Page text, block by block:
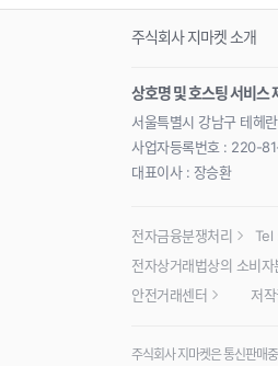
주식회사 지마켓 소개
상호명 및 호스팅 서비스
서울특별시 강남구 테헤
사업자등록번호 : 220-
대표이사 : 장승환
전자금융분쟁처리
Tel
전자상거래법상의 소비
안전거래센터
저
주식회사 지마켓은 통신판매